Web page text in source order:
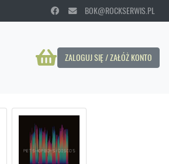
BOK@ROCKSERWIS.PL
ZALOGUJ SIĘ / ZAŁÓŻ KONTO